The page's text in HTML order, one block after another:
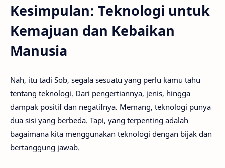
Kesimpulan: Teknologi untuk
Kemajuan dan Kebaikan
Manusia
Nah, itu tadi Sob, segala sesuatu yang perlu kamu tahu
tentang teknologi. Dari pengertiannya, jenis, hingga
dampak positif dan negatifnya. Memang, teknologi punya
dua sisi yang berbeda. Tapi, yang terpenting adalah
bagaimana kita menggunakan teknologi dengan bijak dan
bertanggung jawab.